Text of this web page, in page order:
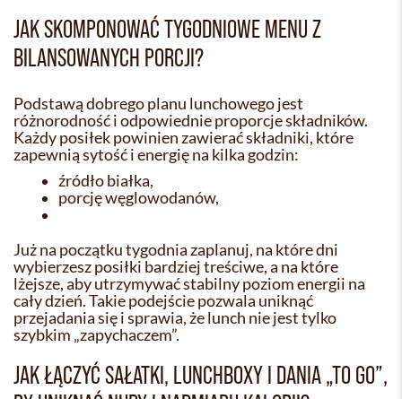
JAK SKOMPONOWAĆ TYGODNIOWE MENU Z
BILANSOWANYCH PORCJI?
Podstawą dobrego planu lunchowego jest
różnorodność i odpowiednie proporcje składników.
Każdy posiłek powinien zawierać składniki, które
zapewnią sytość i energię na kilka godzin:
źródło białka,
porcję węglowodanów,
Już na początku tygodnia zaplanuj, na które dni
wybierzesz posiłki bardziej treściwe, a na które
lżejsze, aby utrzymywać stabilny poziom energii na
cały dzień. Takie podejście pozwala uniknąć
przejadania się i sprawia, że lunch nie jest tylko
szybkim „zapychaczem”.
JAK ŁĄCZYĆ SAŁATKI, LUNCHBOXY I DANIA „TO GO”,